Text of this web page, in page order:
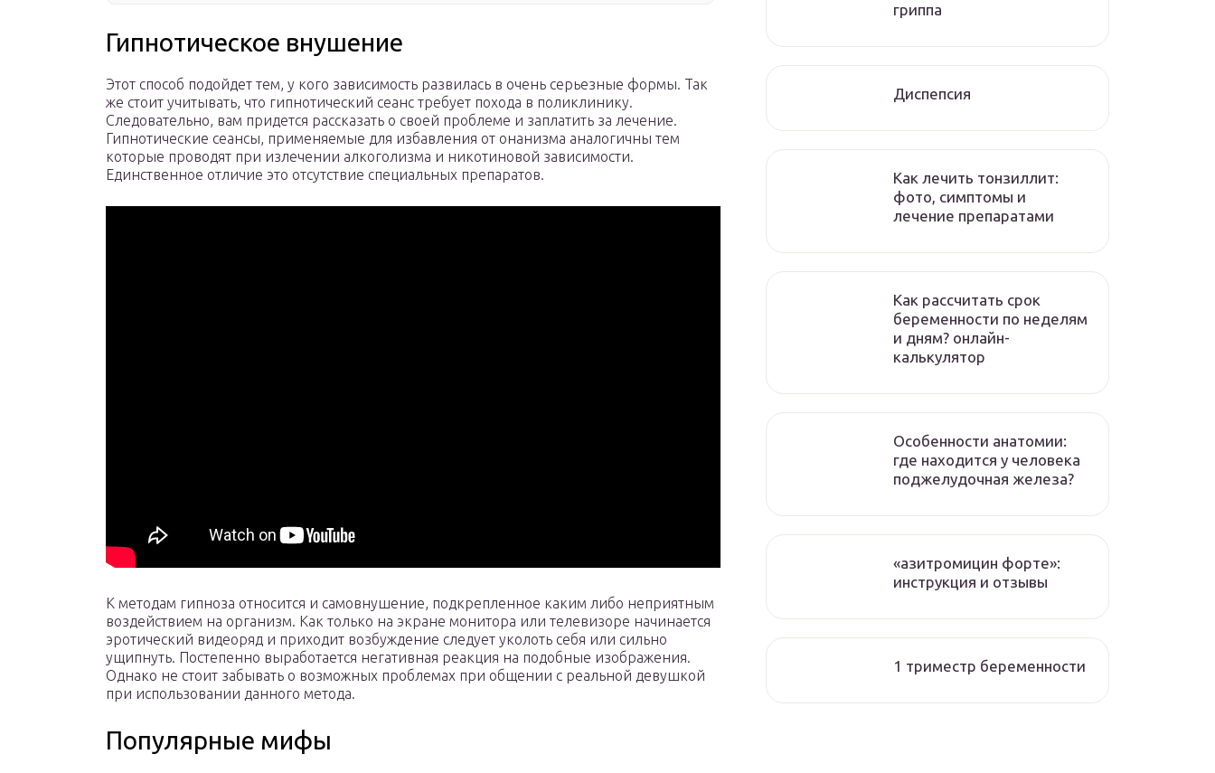
Гипнотическое внушение
Этот способ подойдет тем, у кого зависимость развилась в очень серьезные формы. Так
же стоит учитывать, что гипнотический сеанс требует похода в поликлинику.
Следовательно, вам придется рассказать о своей проблеме и заплатить за лечение.
Гипнотические сеансы, применяемые для избавления от онанизма аналогичны тем
которые проводят при излечении алкоголизма и никотиновой зависимости.
Единственное отличие это отсутствие специальных препаратов.
К методам гипноза относится и самовнушение, подкрепленное каким либо неприятным
воздействием на организм. Как только на экране монитора или телевизоре начинается
эротический видеоряд и приходит возбуждение следует уколоть себя или сильно
ущипнуть. Постепенно выработается негативная реакция на подобные изображения.
Однако не стоит забывать о возможных проблемах при общении с реальной девушкой
при использовании данного метода.
Популярные мифы
гриппа
Диспепсия
Как лечить тонзиллит:
фото, симптомы и
лечение препаратами
Как рассчитать срок
беременности по неделям
и дням? онлайн-
калькулятор
Особенности анатомии:
где находится у человека
поджелудочная железа?
«азитромицин форте»:
инструкция и отзывы
1 триместр беременности